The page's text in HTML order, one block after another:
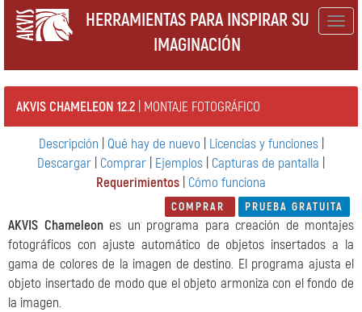
HERRAMIENTAS PARA INSPIRAR SU
IMAGINACIÓN
AKVIS CHAMELEON 12.2 | MONTAJE FOTOGRÁFICO
Descripción Qué hay de nuevo Licencias y funciones|
Descargar Comprar Ejemplos Capturas de pantalla
Requerimientos Cómo funciona
COMPRAR PRUEBA GRATUITA
AKVIS Chameleones un programa para creación de montajes
fotográficos con ajuste automático de objetos insertados a la
gama de colores de la imagen de destino. El programa ajusta el
objeto insertado de modo que el objeto armoniza con el fondo de
la imagen.